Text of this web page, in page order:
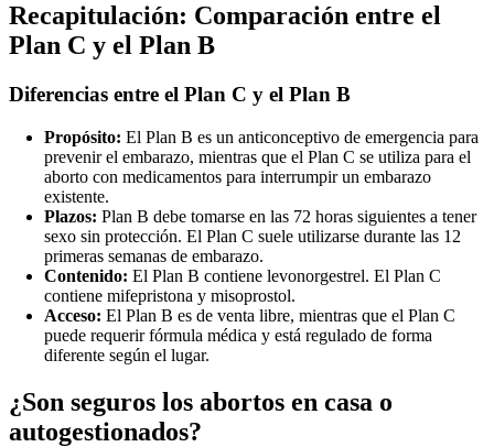
Recapitulación: Comparación entre el
Plan C y el Plan B
Diferencias entre el Plan C y el Plan B
Propósito: El Plan B es un anticonceptivo de emergencia para
prevenir el embarazo, mientras que el Plan C se utiliza para el
aborto con medicamentos para interrumpir un embarazo
existente.
Plazos: Plan B debe tomarse en las 72 horas siguientes a tener
sexo sin protección. El Plan C suele utilizarse durante las 12
primeras semanas de embarazo.
Contenido: El Plan B contiene levonorgestrel. El Plan C
contiene mifepristona y misoprostol.
Acceso: El Plan B es de venta libre, mientras que el Plan C
puede requerir fórmula médica y está regulado de forma
diferente según el lugar.
¿Son seguros los abortos en casa o
autogestionados?